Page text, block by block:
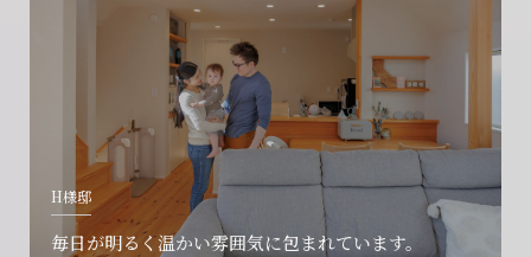
H様邸
毎日が明るく温かい雰囲気に包まれています。